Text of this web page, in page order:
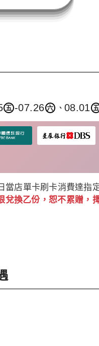
五 -07.26 六 、 08.01 五
當店單卡刷卡消費達指
兌換乙份，恕不累贈，